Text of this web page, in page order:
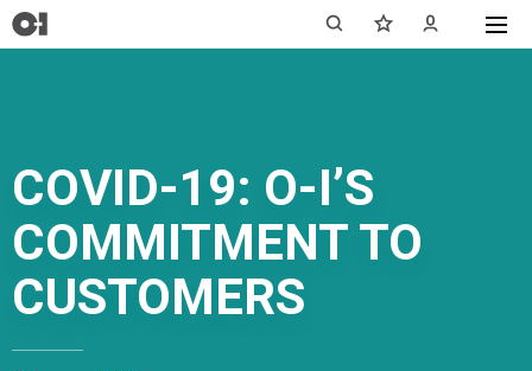
COVID-19: O-I’S
COMMITMENT TO
CUSTOMERS